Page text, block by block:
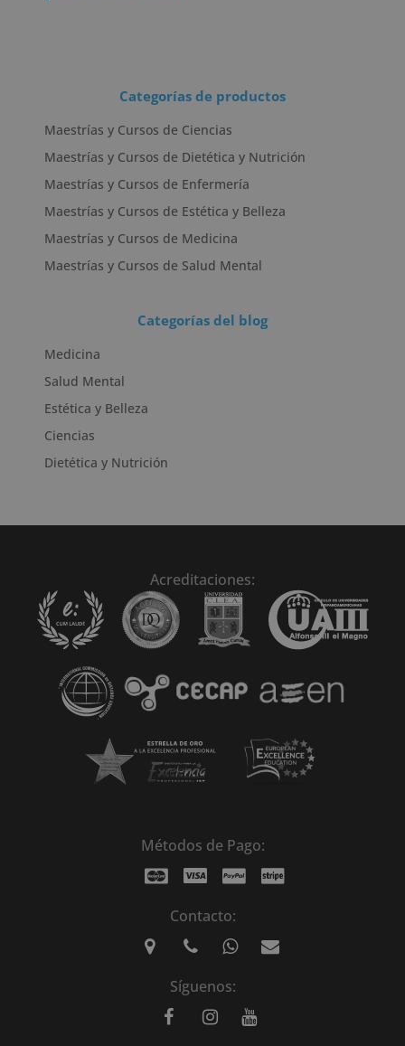
Categorías de productos
Maestrías y Cursos de Ciencias
Maestrías y Cursos de Dietética y Nutrición
Maestrías y Cursos de Enfermería
Maestrías y Cursos de Estética y Belleza
Maestrías y Cursos de Medicina
Maestrías y Cursos de Salud Mental
Categorías del blog
Medicina
Salud Mental
Estética y Belleza
Ciencias
Dietética y Nutrición
Acreditaciones:
Métodos de Pago:
Contacto:
Síguenos: